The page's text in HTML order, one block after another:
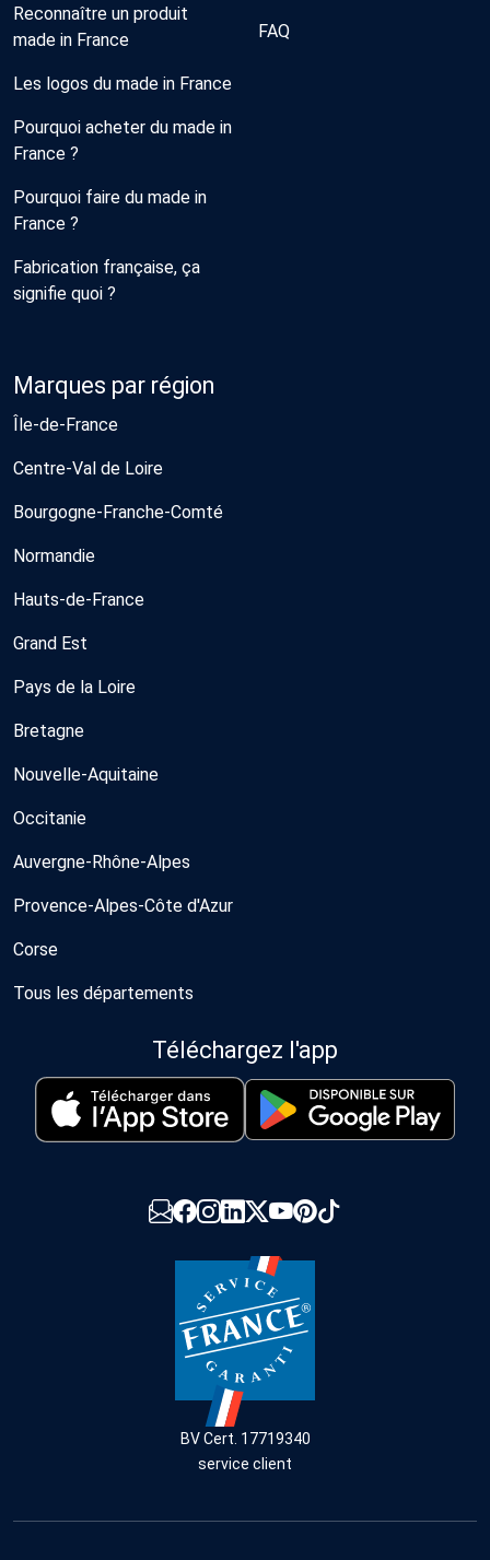
Reconnaître un produit
made in France
Les logos du made in France
Pourquoi acheter du made in
France ?
Pourquoi faire du made in
France ?
Fabrication française, ça
signifie quoi ?
FAQ
Marques par région
Île-de-France
Centre-Val de Loire
Bourgogne-Franche-Comté
Normandie
Hauts-de-France
Grand Est
Pays de la Loire
Bretagne
Nouvelle-Aquitaine
Occitanie
Auvergne-Rhône-Alpes
Provence-Alpes-Côte d'Azur
Corse
Tous les départements
Téléchargez l'app
BV Cert. 17719340
service client